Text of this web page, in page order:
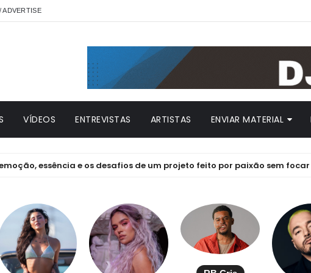
ADVERTISE
VÍDEOS ENTREVISTAS ARTISTAS ENVIAR MATERIAL
essência e os desafios de um projeto feito por paixão sem focar em